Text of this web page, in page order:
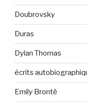
Doubrovsky
Duras
Dylan Thomas
écrits
Emily Brontë